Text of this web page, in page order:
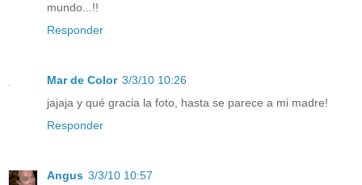
mundo...!!
Responder
Mar de Color 3/3/10 10:26
jajaja y qué gracia la foto, hasta se parece a mi madre!
Responder
Angus 3/3/10 10:57